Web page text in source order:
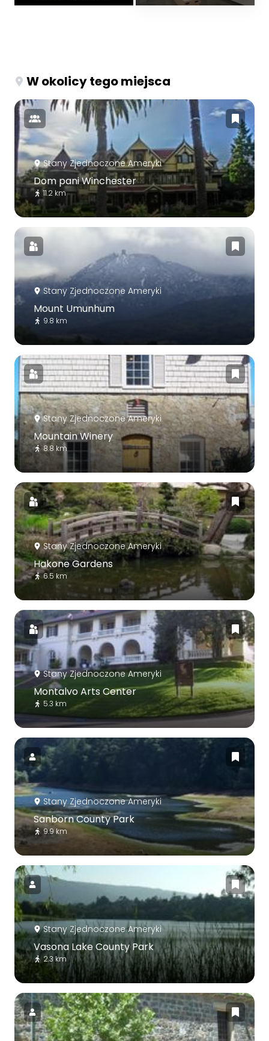
W okolicy tego miejsca
Stany Zjednoczone Ameryki
Dom pani Winchester
11.2 km
Stany Zjednoczone Ameryki
Mount Umunhum
9.8 km
Stany Zjednoczone Ameryki
Mountain Winery
8.8 km
Stany Zjednoczone Ameryki
Hakone Gardens
6.5 km
Stany Zjednoczone Ameryki
Montalvo Arts Center
5.3 km
Stany Zjednoczone Ameryki
Sanborn County Park
9.9 km
Stany Zjednoczone Ameryki
Vasona Lake County Park
2.3 km